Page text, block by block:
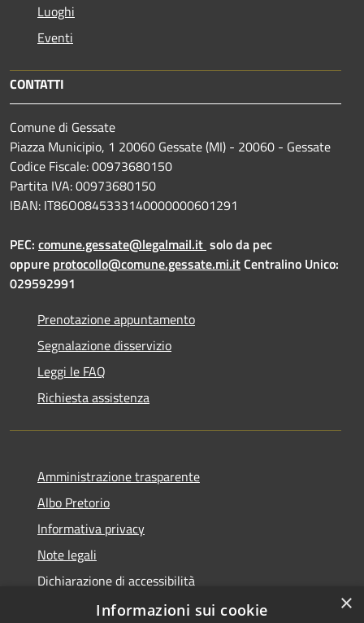
Luoghi
Eventi
CONTATTI
Comune di Gessate
Piazza Municipio, 1 20060 Gessate (MI) - 20060 - Gessate
Codice Fiscale: 00973680150
Partita IVA: 00973680150
IBAN: IT86O0845333140000000601291
PEC: comune.gessate@legalmail.it solo da pec
oppure protocollo@comune.gessate.mi.itCentralino Unico:
029592991
Prenotazione appuntamento
Segnalazione disservizio
Leggi le FAQ
Richiesta assistenza
Amministrazione trasparente
Albo Pretorio
Informativa privacy
Note legali
Dichiarazione di accessibilità
Dichiarazione di accessibilità dal 2025
×
Informazioni sui cookie